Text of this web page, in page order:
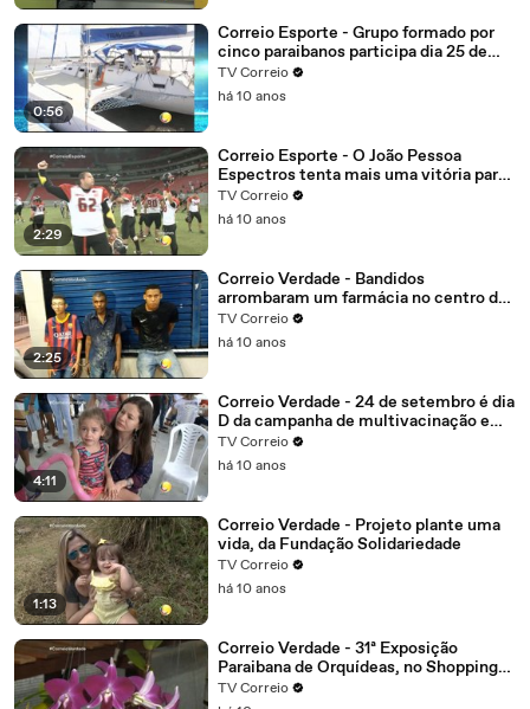
0:56
Correio Esporte - Grupo formado por
cinco paraibanos participa dia 25 de
setembro da edição 2016 da regata
refeno, considerada uma das maiores
TV Correio
há 10 anos
2:29
Correio Esporte - O João Pessoa
Espectros tenta mais uma vitória para
garantir vantagem
TV Correio
há 10 anos
2:25
Correio Verdade - Bandidos
arrombaram um farmácia no centro de
Campina Grande, o alarme disparou
eles não tiveram tempo de correr e
TV Correio
há 10 anos
4:11
Correio Verdade - 24 de setembro é dia
D da campanha de multivacinação em
João Pessoa
TV Correio
há 10 anos
1:13
Correio Verdade - Projeto plante uma
vida, da Fundação Solidariedade
TV Correio
há 10 anos
Correio Verdade - 31ª Exposição
Paraibana de Orquídeas, no Shopping
Tambiá
TV Correio